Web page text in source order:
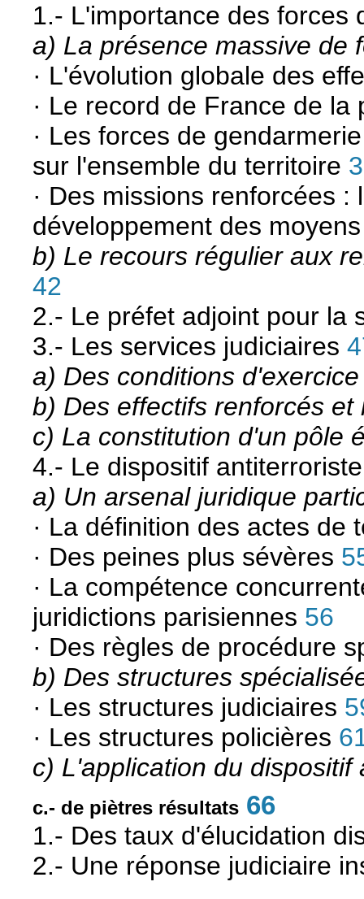
1.- L'importance des forces
a) La présence massive de
· L'évolution globale des
· Le record de France de la
· Les forces de
sur l'ensemble du territoire
· Des missions renforcées
développement des
b) Le recours régulier aux
42
2.- Le préfet adjoint pour la
3.- Les services judiciaires
a) Des conditions
b) Des effectifs renforcés et
c) La constitution d'un pôle
4.- Le dispositif antiterroriste
a) Un arsenal juridique
· La définition des actes de
· Des peines plus sévères
· La compétence
juridictions parisiennes 56
· Des règles de procédure
b) Des structures
· Les structures judiciaires
· Les structures policières
c) L'application du
c.- de piètres résultats 66
1.- Des taux d'élucidation
2.- Une réponse judiciaire